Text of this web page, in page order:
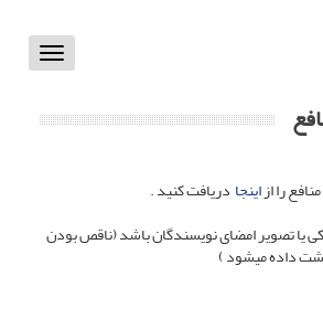
Toggle
را ازاینجا دریافت کنید .
یا تصویر امضای نویسندگان باشد (ناقص بودن
داده میشود )